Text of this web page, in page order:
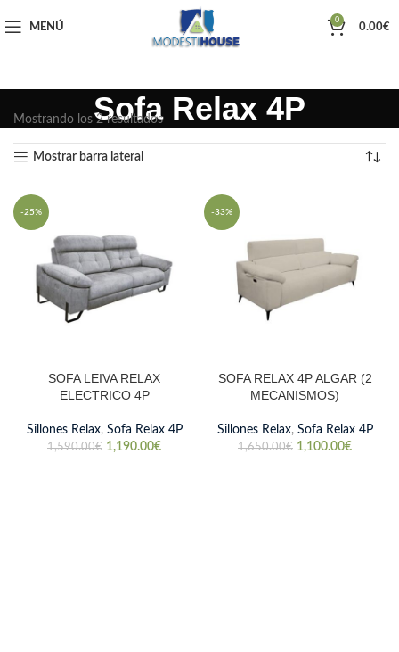
MENÚ
0
0.00€
Sofa Relax 4P
Mostrando los 2 resultados
Mostrar barra lateral
-25%
SOFA LEIVA RELAX
ELECTRICO 4P
Sillones Relax, Sofa Relax 4P
1,590.00€ 1,190.00€
-33%
SOFA RELAX 4P ALGAR (2
MECANISMOS)
Sillones Relax, Sofa Relax 4P
1,650.00€ 1,100.00€